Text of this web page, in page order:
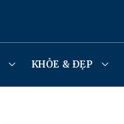
KHỎE & ĐẸP